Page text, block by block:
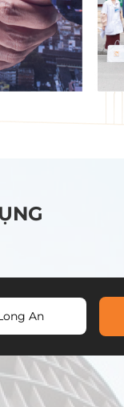
An